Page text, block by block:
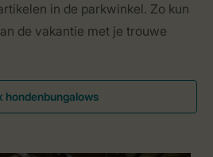
in de parkwinkel. Zo kun
de vakantie met je trouwe
hondenbungalows